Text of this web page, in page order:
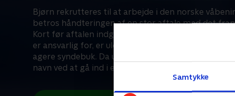
Samtykke
Bjørn rekrutteres til at arbejde i den norske
betros håndteringen af en stor aftale med det
Kort før aftalen indgås, opdager Bjørn, at den
er ansvarlig for, er ulovlig, og at han kun blev
agere syndebuk. Da uskyldige liv går tabt, kan Bjørn
navn ved at gå ind i en dødsensfarlig kamp mod